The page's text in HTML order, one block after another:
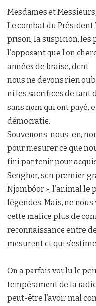
Mesdames et
Le combat du
prison, la suspicion, les
l’opposant que l’on
années de braise, dont
nous ne devons rien
ni les sacrifices de tant
sans nom qui ont payé,
démocratie.
Souvenons-nous-en,
pour mesurer ce que
fini par tenir pour
Senghor, son premier
Njombóor », l’animal le
légendes. Mais, ne
cette malice plus de
reconnaissance entre
mesurent et qui
On a parfois voulu le
tempérament de la
peut-être l’avoir mal